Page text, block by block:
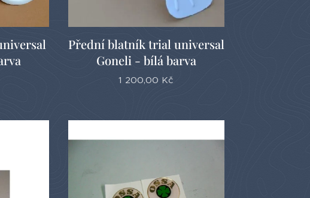
Přední blatník trial universal
Goneli - bílá barva
1 200,00 Kč